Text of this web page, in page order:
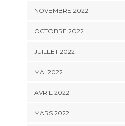
NOVEMBRE 2022
OCTOBRE 2022
JUILLET 2022
MAI 2022
AVRIL 2022
MARS 2022